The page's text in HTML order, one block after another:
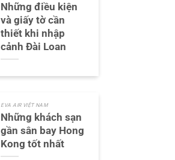
Những điều kiện
và giấy tờ cần
thiết khi nhập
cảnh Đài Loan
EVA AIR VIỆT NAM
Những khách sạn
gần sân bay Hong
Kong tốt nhất